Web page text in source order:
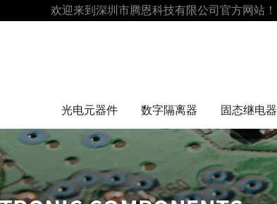
欢迎来到深圳市腾恩科技有限公司官方网站！
光电元器件 数字隔离器 固态继电器